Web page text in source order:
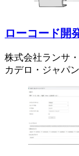
ローコード開
株式会社ランサ
カデロ・ジャパ